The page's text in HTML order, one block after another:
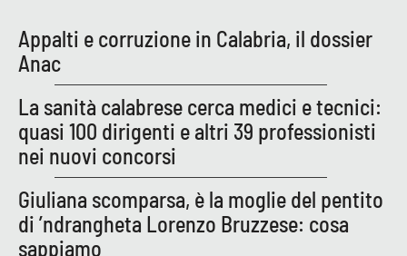
Crotone
Vibo Valentia
Reggio Calabria
Cosenza
Lamezia Terme
Appalti e corruzione in Calabria, il dossier
Anac
La sanità calabrese cerca medici e tecnici:
quasi 100 dirigenti e altri 39 professionisti
nei nuovi concorsi
Giuliana scomparsa, è la moglie del pentito
di ’ndrangheta Lorenzo Bruzzese: cosa
sappiamo